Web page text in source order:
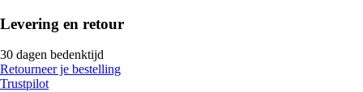
Levering en retour
30 dagen bedenktijd
Retourneer je bestelling
Trustpilot